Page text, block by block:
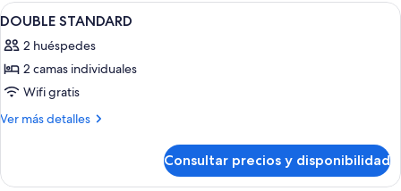
Abrir
todas
las
fotos
de
DOUBLE
Caja fuerte, escritorio, wifi gratis y
3
DOUBLE STANDARD
2 huéspedes
2 camas individuales
Wifi gratis
Ver más detalles
Más
STANDARD
Consultar precios y disponibilidad